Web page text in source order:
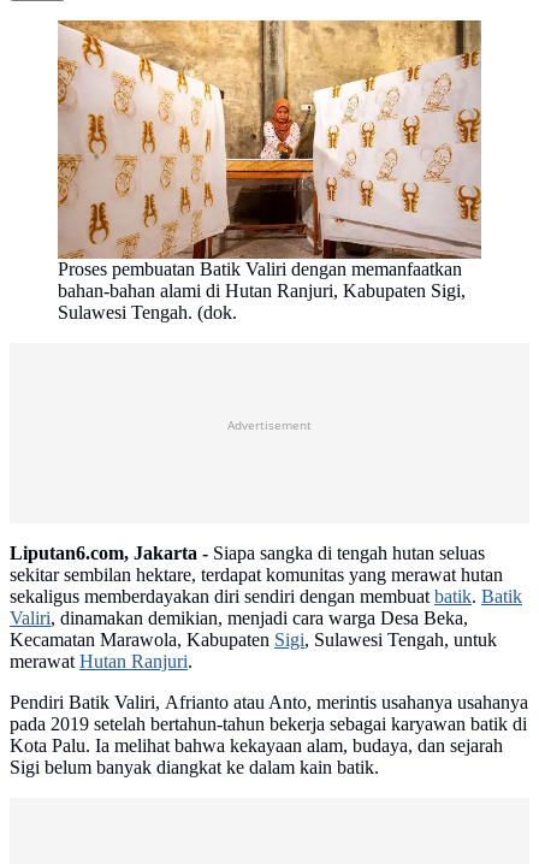
Proses pembuatan Batik Valiri dengan memanfaatkan
bahan-bahan alami di Hutan Ranjuri, Kabupaten Sigi,
Sulawesi Tengah. (dok.
Advertisement
Liputan6.com, Jakarta - Siapa sangka di tengah hutan seluas
sekitar sembilan hektare, terdapat komunitas yang merawat hutan
sekaligus memberdayakan diri sendiri dengan membuatbatik. Batik
Valiri, dinamakan demikian, menjadi cara warga Desa Beka,
Kecamatan Marawola, Kabupaten Sigi, Sulawesi Tengah, untuk
merawatHutan Ranjuri.
Pendiri Batik Valiri, Afrianto atau Anto, merintis usahanya usahanya
pada 2019 setelah bertahun-tahun bekerja sebagai karyawan batik di
Kota Palu. Ia melihat bahwa kekayaan alam, budaya, dan sejarah
Sigi belum banyak diangkat ke dalam kain batik.